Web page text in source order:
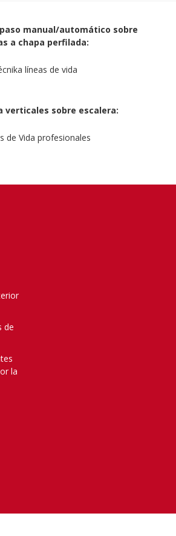
manual/automático sobre
a chapa perfilada:
verticales sobre escalera:
de
la